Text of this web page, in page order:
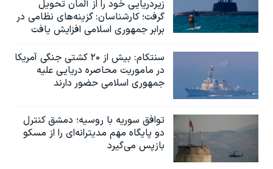
زیردریایی خود را از آلمان تحویل
گرفت؛ کارشناسان: گزینه‌های نظامی در
برابر جمهوری اسلامی افزایش یافت
سنتکام: بیش از ۲۰ کشتی جنگی آمریکا
در ماموریت محاصره دریایی علیه
جمهوری اسلامی حضور دارند
توافق سوریه با روسیه؛ دمشق کنترل
دو پایگاه مهم مدیترانه‌ای را از مسکو
بازپس می‌گیرد